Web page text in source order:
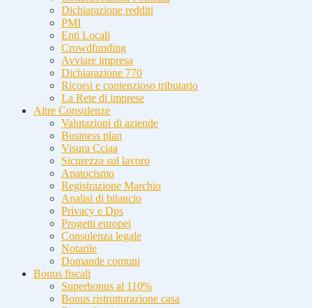
Dichiarazione redditi
PMI
Enti Locali
Crowdfunding
Avviare impresa
Dichiarazione 770
Ricorsi e contenzioso tributario
La Rete di imprese
Altre Consulenze
Valutazioni di aziende
Business plan
Visura Cciaa
Sicurezza sul lavoro
Anatocismo
Registrazione Marchio
Analisi di bilancio
Privacy e Dps
Progetti europei
Consulenza legale
Notarile
Domande comuni
Bonus fiscali
Superbonus al 110%
Bonus ristrutturazione casa